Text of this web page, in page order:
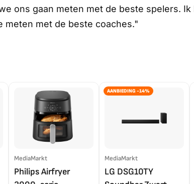
ons gaan meten met de beste spelers.
meten met de beste coaches."
MediaMarkt
Philips Airfryer
AANBIEDING -14%
MediaMarkt
LG DSG10TY